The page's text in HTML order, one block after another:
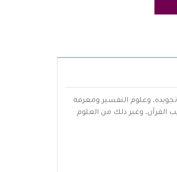
وعلوم التفسير ومعرفة
القرآن، وغير ذلك من العلوم